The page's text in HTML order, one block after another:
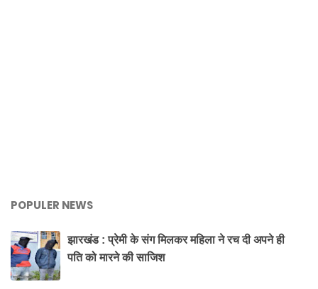
POPULER NEWS
झारखंड : प्रेमी के संग मिलकर महिला ने रच दी अपने ही
पति को मारने की साजिश